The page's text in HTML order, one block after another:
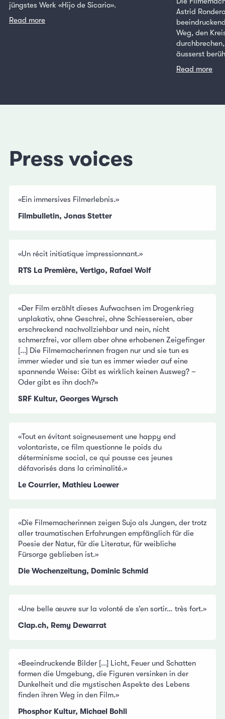
jüngstes Werk «Hijo de Sicario».
Read more
Astrid
Weg, den
äusserst
Read more
Press voices
«Ein immersives Filmerlebnis.»
Filmbulletin, Jonas Stetter
«Un récit initiatique impressionnant.»
RTS La Première, Vertigo, Rafael Wolf
«Der Film erzählt dieses Aufwachsen im Drogenkrieg
unplakativ, ohne Geschrei, ohne Schiessereien, aber
erschreckend nachvollziehbar und nein, nicht
schmerzfrei, vor allem aber ohne erhobenen Zeigefinger
[...] Die Filmemacherinnen fragen nur und sie tun es
immer wieder und sie tun es immer wieder auf eine
spannende Weise: Gibt es wirklich keinen Ausweg? –
Oder gibt es ihn doch?»
SRF Kultur, Georges Wyrsch
«Tout en évitant soigneusement une happy end
volontariste, ce film questionne le poids du
déterminisme social, ce qui pousse ces jeunes
défavorisés dans la criminalité.»
Le Courrier, Mathieu Loewer
«Die Filmemacherinnen zeigen Sujo als Jungen, der trotz
aller traumatischen Erfahrungen empfänglich für die
Poesie der Natur, für die Literatur, für weibliche
Fürsorge geblieben ist.»
Die Wochenzeitung, Dominic Schmid
«Une belle œuvre sur la volonté de s’en sortir… très fort.»
Clap.ch, Remy Dewarrat
«Beeindruckende Bilder [...] Licht, Feuer und Schatten
formen die Umgebung, die Figuren versinken in der
Dunkelheit und die mystischen Aspekte des Lebens
finden ihren Weg in den Film.»
Phosphor Kultur, Michael Bohli